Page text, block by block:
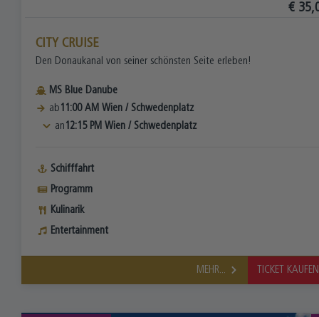
€
CITY CRUISE
Den Donaukanal von seiner schönsten Seite erleben!
MS Blue Danube
ab11:00 AM Wien / Schwedenplatz
an12:15 PM Wien / Schwedenplatz
Schifffahrt
Programm
Kulinarik
Entertainment
MEHR... TICKET